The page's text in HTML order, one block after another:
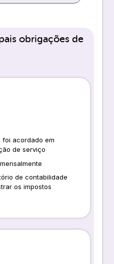
obrigações de
foi acordado em
de serviço
de contabilidade
os impostos